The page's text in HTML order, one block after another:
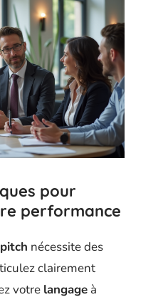
pour
performance
nécessite des
clairement
votre langage à